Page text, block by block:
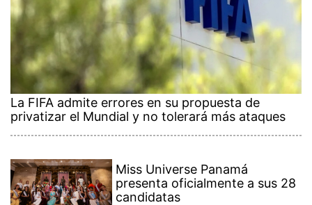
La FIFA admite errores en su propuesta de
privatizar el Mundial y no tolerará más ataques
Miss Universe Panamá
presenta oficialmente a sus 28
candidatas